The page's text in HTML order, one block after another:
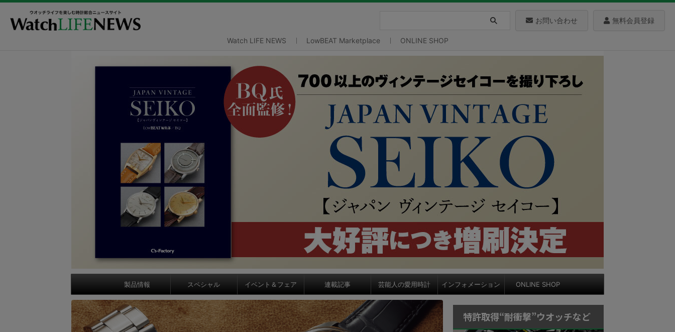
お問い合わせ 無料会員登録
Watch LIFE NEWS LowBEAT Marketplace ONLINE SHOP
製品情報 スペシャル イベント＆フェア 連載記事 芸能人の愛用時計 インフォメーション ONLINE SHOP
特許取得“耐衝撃”ウオッチなど